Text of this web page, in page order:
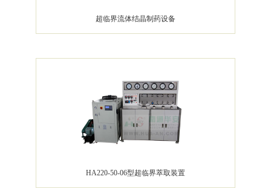
超临界流体结晶制药设备
HA220-50-06型超临界萃取装置